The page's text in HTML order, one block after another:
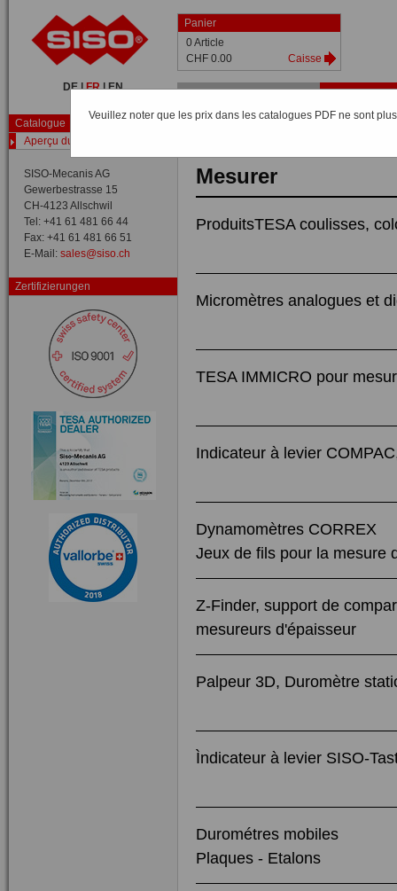
DE |FR |EN
Panier
0 Article
CHF 0.00
Caisse
Catalogue
Aperçu du catalogue
SISO-Mecanis AG
Gewerbestrasse 15
CH-4123 Allschwil
Tel: +41 61 481 66 44
Fax: +41 61 481 66 51
E-Mail: sales@siso.ch
Zertifizierungen
Veuillez noter que les prix dans les catalogues PDF ne sont
Mesurer
ProduitsTESA coulisses,
Micromètres analogues et
TESA IMMICRO pour
Indicateur à levier
Dynamomètres CORREX
Jeux de fils pour la mesure
Z-Finder, support de
mesureurs d'épaisseur
Palpeur 3D, Duromètre
Ìndicateur à levier SISO-
Durométres mobiles
Plaques - Etalons